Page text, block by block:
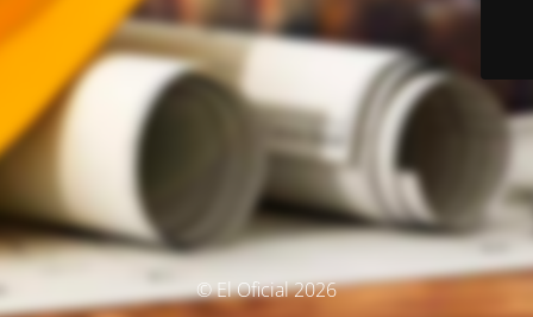
© El Oficial 2026